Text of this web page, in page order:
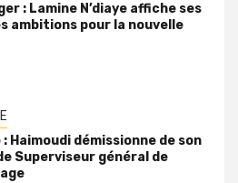
: Lamine N’diaye affiche ses
ambitions pour la nouvelle
: Haimoudi démissionne de son
Superviseur général de